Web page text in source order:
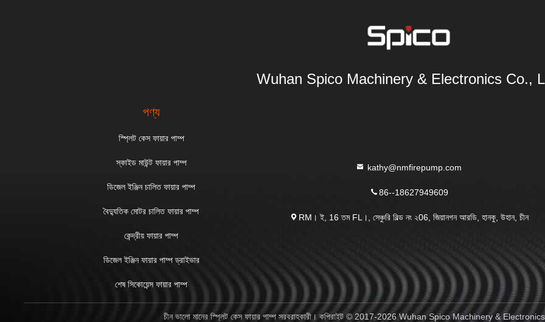
Wuhan Spico Machinery & Electronics Co.,
পণ্য
স্প্লিট কেস ফায়ার পাম্প
স্কাইড মাউন্ট ফায়ার পাম্প
ডিজেল ইঞ্জিন চালিত ফায়ার পাম্প
বৈদ্যুতিক মোটর চালিত ফায়ার পাম্প
কেন্দ্রীয় ফায়ার পাম্প
ডিজেল ইঞ্জিন ফায়ার পাম্প ড্রাইভার
শেষ সিকোয়েন্স ফায়ার পাম্প
kathy@nmfirepump.com
86--18627949609
RM। ই, 16 তম FL।, সেঞ্চুরি বিল্ড নং ২06, জিয়ানগন আরডি, হানকু, উহান, চীন
চীন ভালো মানের স্প্লিট কেস ফায়ার পাম্প সরবরাহকারী। কপিরাইট © 2017-2026 Wuhan Spico Machinery & Electronics